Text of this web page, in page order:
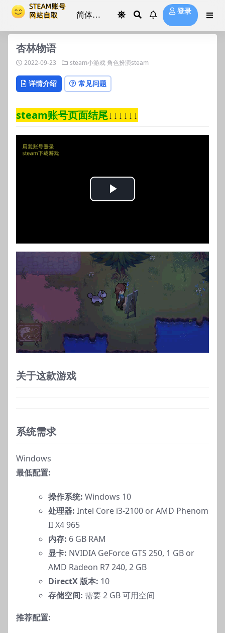
登录
杏林物语
2022-09-23 steam小游戏角色扮演steam
详情介绍 常见问题
steam账号页面结尾↓↓↓↓↓↓
Play
关于这款游戏
系统需求
Windows
最低配置:
操作系统: Windows 10
处理器: Intel Core i3-2100 or AMD Phenom
II X4 965
内存: 6 GB RAM
显卡: NVIDIA GeForce GTS 250, 1 GB or
AMD Radeon R7 240, 2 GB
DirectX 版本: 10
存储空间: 需要 2 GB 可用空间
推荐配置: